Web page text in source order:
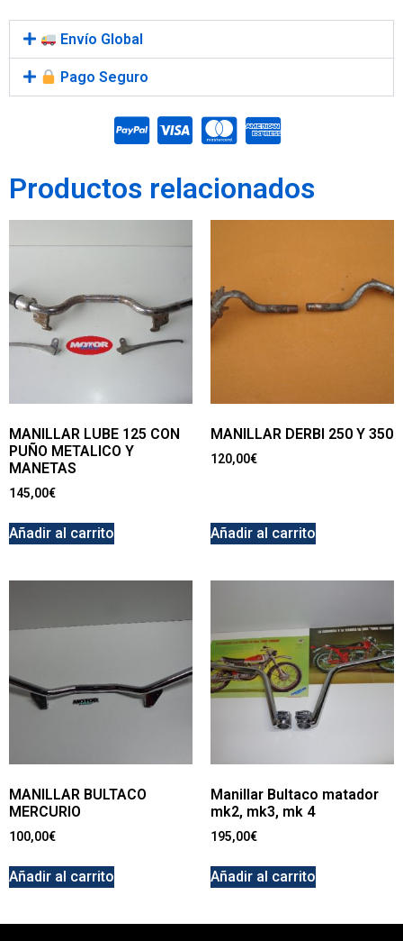
Envío Global
Pago Seguro
Productos relacionados
MANILLAR LUBE 125 CON
PUÑO METALICO Y
MANETAS
145,00€
Añadir al carrito
MANILLAR DERBI 250 Y 350
120,00€
Añadir al carrito
MANILLAR BULTACO
MERCURIO
100,00€
Añadir al carrito
Manillar Bultaco matador
mk2, mk3, mk 4
195,00€
Añadir al carrito